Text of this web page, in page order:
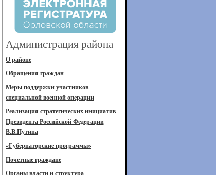
Администрация района
О районе
Обращения граждан
Меры поддержки участников
специальной военной операции
Реализация стратегических инициатив
Президента Российской Федерации
В.В.Путина
«Губернаторские программы»
Почетные граждане
Органы власти и структура